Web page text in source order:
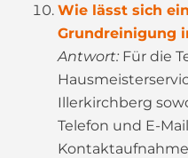
Wie lässt sich
Grundreinigung
Antwort:Für die
Illerkirchberg
Telefon und E-